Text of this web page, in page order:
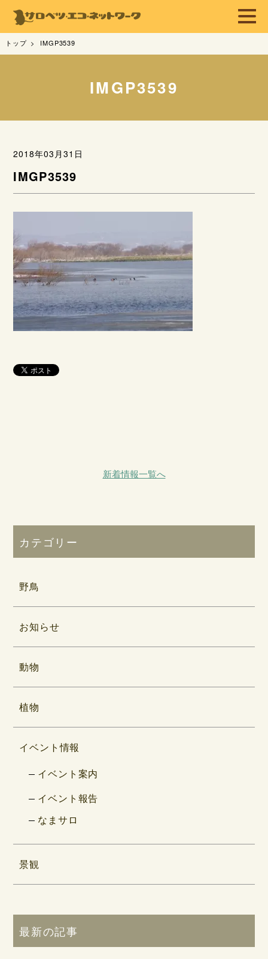
トップ IMGP3539
IMGP3539
2018年03月31日
IMGP3539
新着情報一覧へ
カテゴリー
野鳥
お知らせ
動物
植物
イベント情報
イベント案内
イベント報告
なまサロ
景観
最新の記事